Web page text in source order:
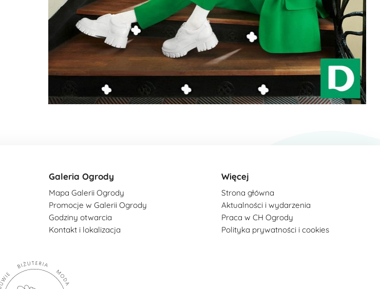
Galeria Ogrody
Mapa Galerii Ogrody
Promocje w Galerii Ogrody
Godziny otwarcia
Kontakt i lokalizacja
Więcej
Strona główna
Aktualności i wydarzenia
Praca w CH Ogrody
Polityka prywatności i cookies